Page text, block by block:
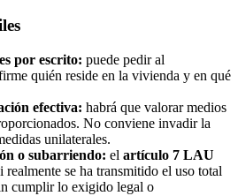
por escrito: puede pedir al
quién reside en la vivienda y en qué
efectiva: habrá que valorar medios
No conviene invadir la
unilaterales.
o subarriendo: el artículo 7 LAU
realmente se ha transmitido el uso total
cumplir lo exigido legal o